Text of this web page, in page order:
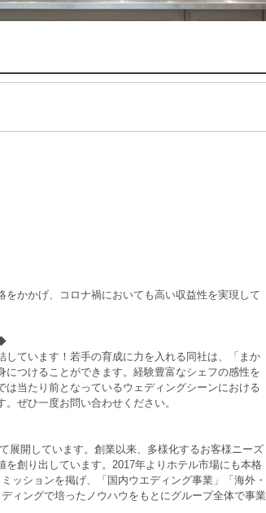
かかげ、コロナ禍においても高い収益性を実現して
ています！若手の育成に力を入れる同社は、「まか
つけることができます。経験豊富なシェフの感性を
当たり前となっているウェディングシーンにおける
ぜひ一度お問い合わせください。
展開しています。創業以来、多様化するお客様ニーズ
創り出しています。2017年よりホテル市場にも本格
ッションを掲げ、「国内ウエディング事業」「海外・
ィングで培ったノウハウをもとにグループ全体で事業